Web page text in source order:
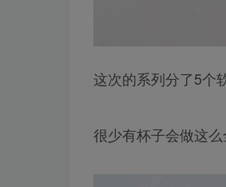
这次的系列分了5个
很少有杯子会做这